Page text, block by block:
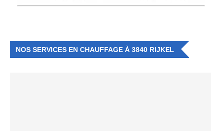
NOS SERVICES EN CHAUFFAGE À 3840 RIJKEL